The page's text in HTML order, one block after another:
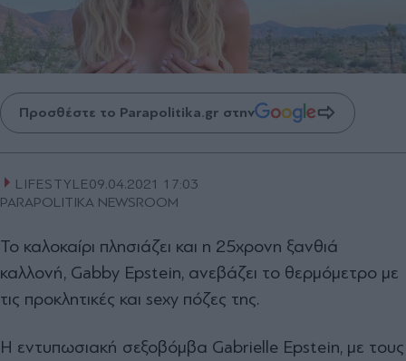
Προσθέστε το Parapolitika.gr στην
LIFESTYLE09.04.2021 17:03
PARAPOLITIKA NEWSROOM
Το καλοκαίρι πλησιάζει και η 25χρονη ξανθιά
καλλονή, Gabby Epstein, ανεβάζει το θερμόμετρο με
τις προκλητικές και sexy πόζες της.
Η εντυπωσιακή σεξοβόμβα Gabrielle Epstein, με τους